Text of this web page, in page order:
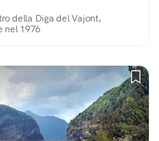
della Diga del Vajont,
nel 1976